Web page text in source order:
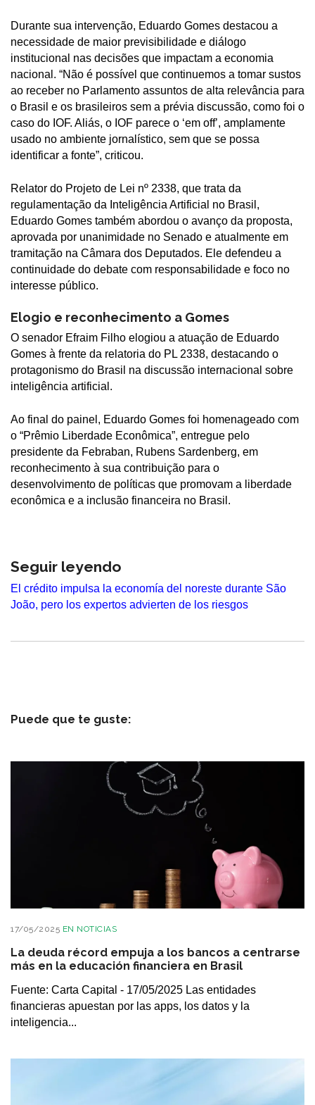
Durante sua intervenção, Eduardo Gomes destacou a
necessidade de maior previsibilidade e diálogo
institucional nas decisões que impactam a economia
nacional. “Não é possível que continuemos a tomar sustos
ao receber no Parlamento assuntos de alta relevância para
o Brasil e os brasileiros sem a prévia discussão, como foi o
caso do IOF. Aliás, o IOF parece o ‘em off’, amplamente
usado no ambiente jornalístico, sem que se possa
identificar a fonte”, criticou.
Relator do Projeto de Lei nº 2338, que trata da
regulamentação da Inteligência Artificial no Brasil,
Eduardo Gomes também abordou o avanço da proposta,
aprovada por unanimidade no Senado e atualmente em
tramitação na Câmara dos Deputados. Ele defendeu a
continuidade do debate com responsabilidade e foco no
interesse público.
Elogio e reconhecimento a Gomes
O senador Efraim Filho elogiou a atuação de Eduardo
Gomes à frente da relatoria do PL 2338, destacando o
protagonismo do Brasil na discussão internacional sobre
inteligência artificial.
Ao final do painel, Eduardo Gomes foi homenageado com
o “Prêmio Liberdade Econômica”, entregue pelo
presidente da Febraban, Rubens Sardenberg, em
reconhecimento à sua contribuição para o
desenvolvimento de políticas que promovam a liberdade
econômica e a inclusão financeira no Brasil.
Seguir leyendo
El crédito impulsa la economía del noreste durante São
João, pero los expertos advierten de los riesgos
Puede que te guste:
17/05/2025 EN NOTICIAS
La deuda récord empuja a los bancos a centrarse
más en la educación financiera en Brasil
Fuente: Carta Capital - 17/05/2025 Las entidades
financieras apuestan por las apps, los datos y la
inteligencia...